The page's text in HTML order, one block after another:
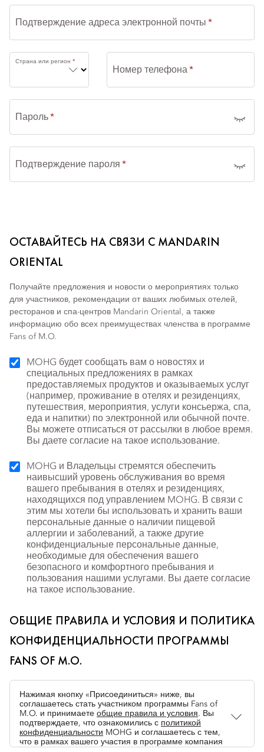
Подтверждение адреса электронной почты
Страна или регион
Номер телефона
Пароль
Подтверждение пароля
ОСТАВАЙТЕСЬ НА СВЯЗИ С MANDARIN
ORIENTAL
Получайте предложения и новости о мероприятиях только
для участников, рекомендации от ваших любимых отелей,
ресторанов и спа-центров Mandarin Oriental, а также
информацию обо всех преимуществах членства в программе
Fans of M.O.
MOHG будет сообщать вам о новостях и
специальных предложениях в рамках
предоставляемых продуктов и оказываемых услуг
(например, проживание в отелях и резиденциях,
путешествия, мероприятия, услуги консьержа, спа,
еда и напитки) по электронной или обычной почте.
Вы можете отписаться от рассылки в любое время.
Вы даете согласие на такое использование.
MOHG и Владельцы стремятся обеспечить
наивысший уровень обслуживания во время
вашего пребывания в отелях и резиденциях,
находящихся под управлением MOHG. В связи с
этим мы хотели бы использовать и хранить ваши
персональные данные о наличии пищевой
аллергии и заболеваний, а также другие
конфиденциальные персональные данные,
необходимые для обеспечения вашего
безопасного и комфортного пребывания и
пользования нашими услугами. Вы даете согласие
на такое использование.
ОБЩИЕ ПРАВИЛА И УСЛОВИЯ И ПОЛИТИКА
КОНФИДЕНЦИАЛЬНОСТИ ПРОГРАММЫ
FANS OF M.O.
Нажимая кнопку «Присоединиться» ниже, вы
соглашаетесь стать участником программы Fans of
M.O. и принимаете общие правила и условия. Вы
подтверждаете, что ознакомились с политикой
конфиденциальности MOHG и соглашаетесь с тем,
что в рамках вашего участия в программе компания